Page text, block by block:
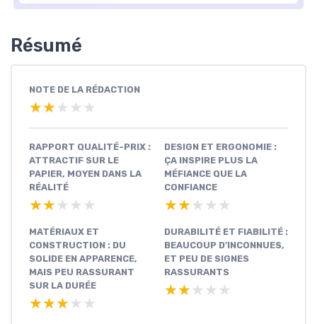
Résumé
NOTE DE LA RÉDACTION
★★★★★
★★★★★
RAPPORT QUALITÉ-PRIX :
ATTRACTIF SUR LE
PAPIER, MOYEN DANS LA
RÉALITÉ
★★★★★
★★★★★
DESIGN ET ERGONOMIE :
ÇA INSPIRE PLUS LA
MÉFIANCE QUE LA
CONFIANCE
★★★★★
★★★★★
MATÉRIAUX ET
CONSTRUCTION : DU
SOLIDE EN APPARENCE,
MAIS PEU RASSURANT
SUR LA DURÉE
★★★★★
★★★★★
DURABILITÉ ET FIABILITÉ :
BEAUCOUP D’INCONNUES,
ET PEU DE SIGNES
RASSURANTS
★★★★★
★★★★★